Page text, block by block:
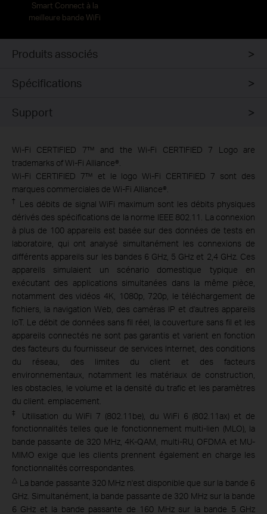
Smart Connect à la
meilleure bande WiFi
Produits associés
Spécifications
Support
Wi-Fi CERTIFIED 7™ and the Wi-Fi CERTIFIED 7 Logo are
trademarks of Wi-Fi Alliance®.
Wi-Fi CERTIFIED 7™ et le logo Wi-Fi CERTIFIED 7 sont des
marques commerciales de Wi-Fi Alliance®.
† Les débits de signal WiFi maximum sont les débits physiques
dérivés des spécifications de la norme IEEE 802.11. La connexion
à plus de 100 appareils est basée sur des données de tests en
laboratoire, qui ont analysé simultanément les connexions de
différents appareils sur les bandes 6 GHz, 5 GHz et 2,4 GHz. Ces
appareils simulaient un scénario domestique typique en
exécutant des applications simultanées dans la même pièce,
notamment des vidéos 4K, 1080p, 720p, le téléchargement de
fichiers, la navigation Web, des caméras IP et d'autres appareils
IoT. Le débit de données sans fil réel, la couverture sans fil et les
appareils connectés ne sont pas garantis et varient en fonction
des facteurs du fournisseur de services Internet, des conditions
du réseau, des limites du client et des facteurs
environnementaux, notamment les matériaux de construction,
les obstacles, le volume et la densité du trafic et les paramètres
du client. emplacement.
‡
Utilisation du WiFi 7 (802.11be), du WiFi 6 (802.11ax) et de
fonctionnalités telles que le fonctionnement multi-lien (MLO), la
bande passante de 320 MHz, 4K-QAM, multi-RU, OFDMA et MU-
MIMO exige que les clients prennent également en charge les
fonctionnalités correspondantes.
△ La bande passante 320 MHz n'est disponible que sur la bande 6
GHz. Simultanément, la bande passante de 320 MHz sur la bande
6 GHz et la bande passante de 160 MHz sur la bande 5 GHz